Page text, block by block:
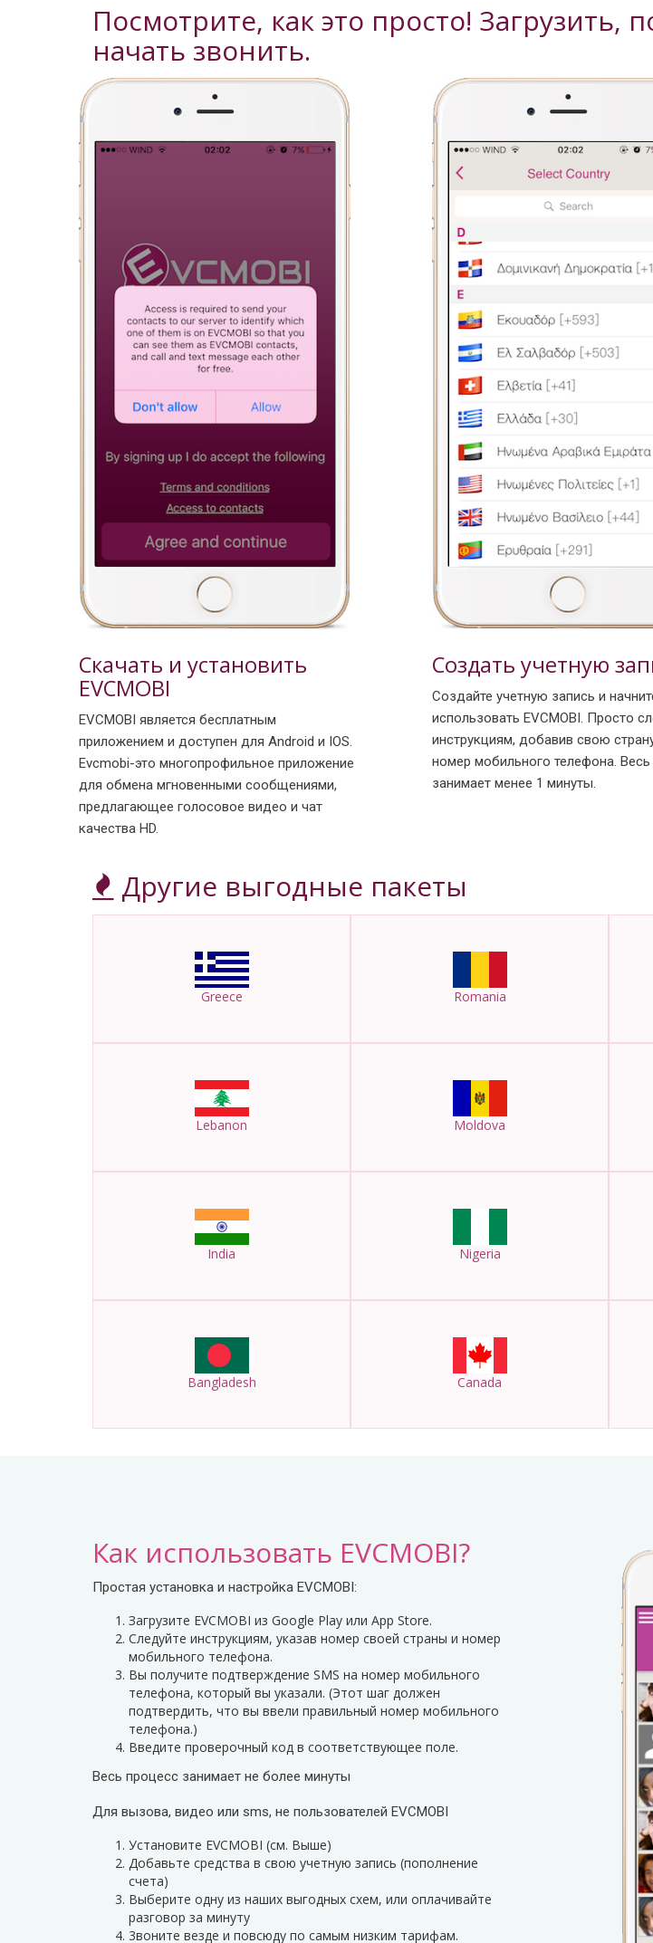
Посмотрите, как это просто! Загрузить,
начать звонить.
Скачать и установить
EVCMOBI
EVCMOBI является бесплатным
приложением и доступен для Android и IOS.
Evcmobi-это многопрофильное приложение
для обмена мгновенными сообщениями,
предлагающее голосовое видео и чат
качества HD.
Создать учетную
Создайте учетную запись и
использовать EVCMOBI. Просто
инструкциям, добавив свою
номер мобильного телефона.
занимает менее 1 минуты.
Другие выгодные пакеты
Greece Romania
Lebanon Moldova
India Nigeria
Bangladesh Canada
Как использовать EVCMOBI?
Простая установка и настройка EVCMOBI:
Загрузите EVCMOBI из Google Play или App Store.
Следуйте инструкциям, указав номер своей страны и номер
мобильного телефона.
Вы получите подтверждение SMS на номер мобильного
телефона, который вы указали. (Этот шаг должен
подтвердить, что вы ввели правильный номер мобильного
телефона.)
Введите проверочный код в соответствующее поле.
Весь процесс занимает не более минуты
Для вызова, видео или sms, не пользователей EVCMOBI
Установите EVCMOBI (см. Выше)
Добавьте средства в свою учетную запись (пополнение
счета)
Выберите одну из наших выгодных схем, или оплачивайте
разговор за минуту
3воните везде и повсюду по самым низким тарифам.